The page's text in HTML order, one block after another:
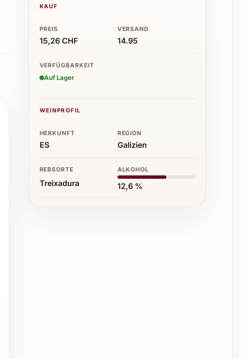
KAUF
PREIS
15,26 CHF
VERSAND
14.95
VERFÜGBARKEIT
Auf Lager
WEINPROFIL
HERKUNFT
ES
REGION
Galizien
REBSORTE
Treixadura
ALKOHOL
12,6 %